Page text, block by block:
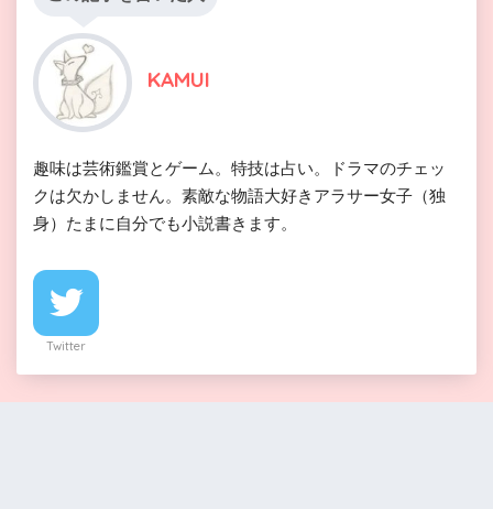
KAMUI
趣味は芸術鑑賞とゲーム。特技は占い。ドラマのチェッ
クは欠かしません。素敵な物語大好きアラサー女子（独
身）たまに自分でも小説書きます。
Twitter